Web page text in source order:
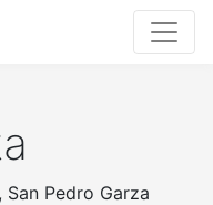
Pedro Garza